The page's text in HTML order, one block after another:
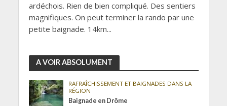
ardéchois. Rien de bien compliqué. Des sentiers
magnifiques. On peut terminer la rando par une
petite baignade. 14km...
A VOIR ABSOLUMENT
RAFRAÎCHISSEMENT ET BAIGNADES DANS LA
RÉGION
Baignade en Drôme